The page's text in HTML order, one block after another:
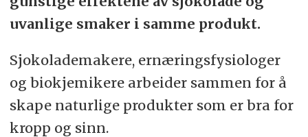
uvanlige smaker i samme produkt.
Sjokolademakere, ernæringsfysiologer
og biokjemikere arbeider sammen for å
skape naturlige produkter som er bra for
kropp og sinn.